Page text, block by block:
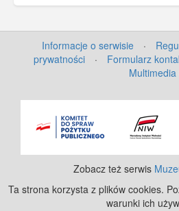
Informacje o serwisie ·
prywatności
· Formularz
Multimedia
Zobacz też serwis
Ta strona korzysta z plików cookies.
warunki ich